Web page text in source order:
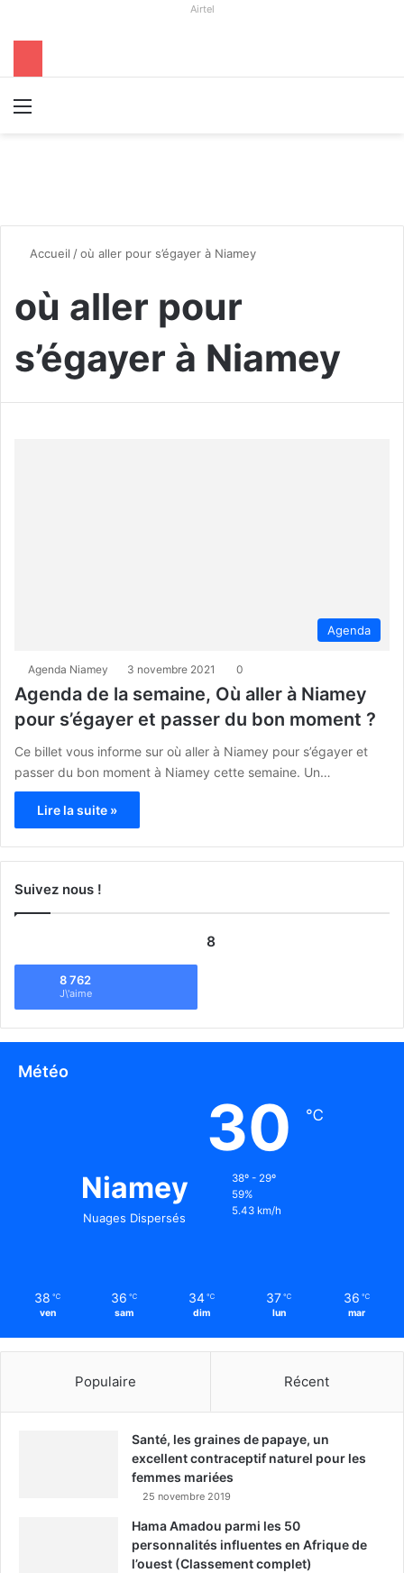
Airtel
Accueil /où aller pour s’égayer à Niamey
où aller pour
s’égayer à Niamey
Agenda
Agenda Niamey 3 novembre 2021 0
Agenda de la semaine, Où aller à Niamey
pour s’égayer et passer du bon moment ?
Ce billet vous informe sur où aller à Niamey pour s’égayer et
passer du bon moment à Niamey cette semaine. Un…
Lire la suite »
Suivez nous !
8
8 762
J\'aime
Météo
Niamey
Nuages Dispersés
30 ℃
38º - 29º
59%
5.43 km/h
38 ℃
ven
36 ℃
sam
34 ℃
dim
37 ℃
lun
36 ℃
mar
Populaire Récent
Santé, les graines de papaye, un
excellent contraceptif naturel pour les
femmes mariées
25 novembre 2019
Hama Amadou parmi les 50
personnalités influentes en Afrique de
l’ouest (Classement complet)